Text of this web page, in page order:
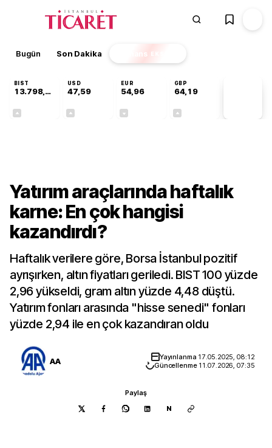
Bugün Son Dakika Finans EKSTRA
BIST
13.798,82
USD
47,59
EUR
54,96
GBP
64,19
Yatırım araçlarında haftalık
karne: En çok hangisi
kazandırdı?
Haftalık verilere göre, Borsa İstanbul pozitif
ayrışırken, altın fiyatları geriledi. BIST 100 yüzde
2,96 yükseldi, gram altın yüzde 4,48 düştü.
Yatırım fonları arasında "hisse senedi" fonları
yüzde 2,94 ile en çok kazandıran oldu
AA Yayınlanma 17.05.2025, 08:12
Güncellenme 11.07.2026, 07:35
Paylaş
N